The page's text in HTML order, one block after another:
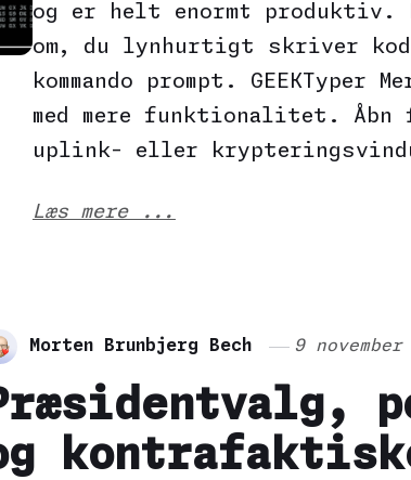
og er helt enormt produktiv.
om, du lynhurtigt skriver
kommando prompt. GEEKTyper
med mere funktionalitet.
uplink- eller
Læs mere ...
Morten Brunbjerg Bech 9 november